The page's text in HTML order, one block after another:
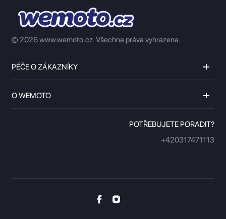
© 2026 www.wemoto.cz.Všechna práva vyhrazena.
PÉČE O ZÁKAZNÍKY
O WEMOTO
POTŘEBUJETE PORADIT?
+420317471113